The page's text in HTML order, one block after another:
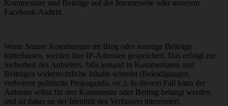
Kommentare und Beiträge auf der Internetseite oder unserem
Facebook-Auftritt
Wenn Nutzer Kommentare im Blog oder sonstige Beiträge
hinterlassen, werden ihre IP-Adressen gespeichert. Das erfolgt zur
Sicherheit des Anbieters, falls jemand in Kommentaren und
Beiträgen widerrechtliche Inhalte schreibt (Beleidigungen,
verbotene politische Propaganda, etc.). In diesem Fall kann der
Anbieter selbst für den Kommentar oder Beitrag belangt werden
und ist daher an der Identität des Verfassers interessiert.